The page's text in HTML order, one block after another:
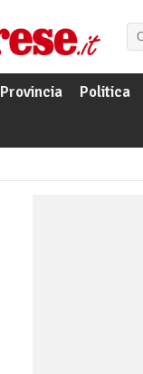
Provincia Politica